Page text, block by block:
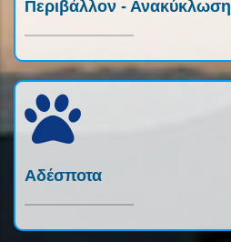
Περιβάλλον - Ανακύκλωση
Αδέσποτα